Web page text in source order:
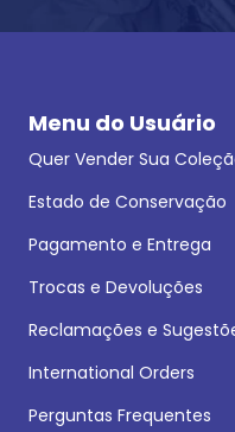
Menu do Usuário
Quer Vender Sua
Estado de Conservação
Pagamento e Entrega
Trocas e Devoluções
Reclamações e
International Orders
Perguntas Frequentes